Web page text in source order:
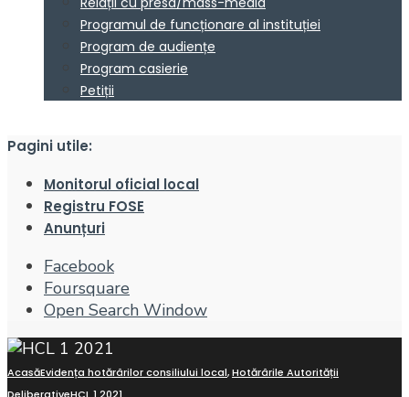
Programul de funcționare al instituției
Program de audiențe
Program casierie
Petiții
Pagini utile:
Monitorul oficial local
Registru FOSE
Anunțuri
Facebook
Foursquare
Open Search Window
AcasăEvidența hotărârilor consiliului local,Hotărârile Autorității